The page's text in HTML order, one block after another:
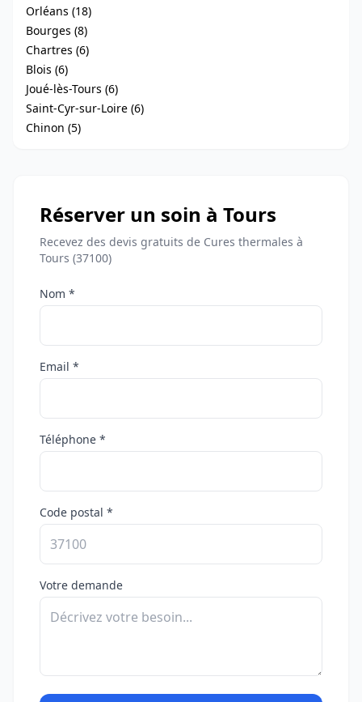
Orléans (18)
Bourges (8)
Chartres (6)
Blois (6)
Joué-lès-Tours (6)
Saint-Cyr-sur-Loire (6)
Chinon (5)
Réserver un soin à Tours
Recevez des devis gratuits de Cures thermales à
Tours (37100)
Nom *
Email *
Téléphone *
Code postal *
Votre demande